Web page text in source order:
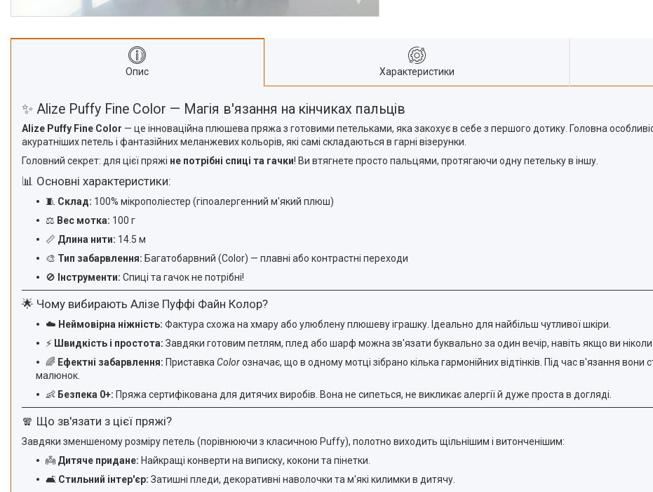
Опис Характеристики
✨ Alize Puffy Fine Color — Магія в'язання на кінчиках пальців
Alize Puffy Fine Color — це інноваційна плюшева пряжа з готовими петельками, яка закохує в себе з першого дотику. Головна
акуратніших петель і фантазійних меланжевих кольорів, які самі складаються в гарні візерунки.
Головний секрет: для цієї пряжі не потрібні спиці та гачки! Ви втягнете просто пальцями, протягаючи одну петельку в іншу.
📊 Основні характеристики:
🧵 Склад: 100% мікрополіестер (гіпоалергенний м'який плюш)
⚖️ Вес мотка: 100 г
📏 Длина нити: 14.5 м
🎨 Тип забарвлення: Багатобарвний (Color) — плавні або контрастні переходи
🚫 Інструменти: Спиці та гачок не потрібні!
🌟 Чому вибирають Алізе Пуффі Файн Колор?
☁️ Неймовірна ніжність: Фактура схожа на хмару або улюблену плюшеву іграшку. Ідеально для найбільш чутливої шкіри.
⚡ Швидкість і простота: Завдяки готовим петлям, плед або шарф можна зв'язати буквально за один вечір, навіть якщо ви
🌈 Ефектні забарвлення: ПриставкаColorозначає, що в одному мотці зібрано кілька гармонійних відтінків. Під час в'язання
малюнок.
👶 Безпека 0+: Пряжа сертифікована для дитячих виробів. Вона не сипеться, не викликає алергії й дуже проста в догляді.
🧣 Що зв'язати з цієї пряжі?
Завдяки зменшеному розміру петель (порівнюючи з класичною Puffy), полотно виходить щільнішим і витонченішим:
👼 Дитяче придане: Найкращі конверти на виписку, кокони та пінетки.
🛋️ Стильний інтер'єр: Затишні пледи, декоративні наволочки та м'які килимки в дитячу.